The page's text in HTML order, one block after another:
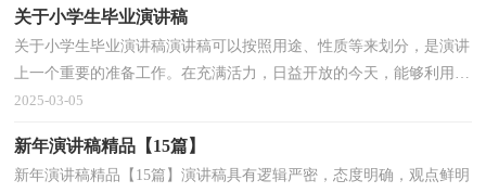
关于小学生毕业演讲稿
关于小学生毕业演讲稿演讲稿可以按照用途、性质等来划分，是演讲
上一个重要的准备工作。在充满活力，日益开放的今天，能够利用到
演讲稿的场合越来越多，你写演讲稿时总是没有新意？以...
2025-03-05
新年演讲稿精品【15篇】
新年演讲稿精品【15篇】演讲稿具有逻辑严密，态度明确，观点鲜明